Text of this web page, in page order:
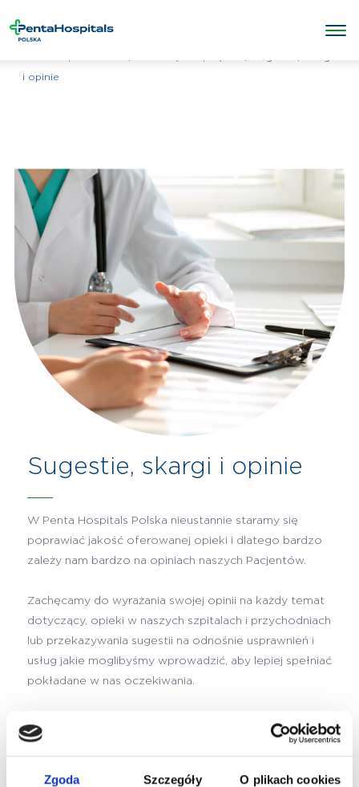
Zgoda Szczegóły O plikach cookies
i opinie
Sugestie, skargi i opinie
W Penta Hospitals Polska nieustannie staramy się
poprawiać jakość oferowanej opieki i dlatego bardzo
zależy nam bardzo na opiniach naszych Pacjentów.
Zachęcamy do wyrażania swojej opinii na każdy temat
dotyczący, opieki w naszych szpitalach i przychodniach
lub przekazywania sugestii na odnośnie usprawnień i
usług jakie moglibyśmy wprowadzić, aby lepiej spełniać
pokładane w nas oczekiwania.
Ankieta satysfakcji